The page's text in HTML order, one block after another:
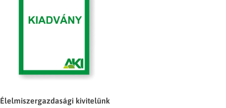
Élelmiszergazdasági kivitelünk